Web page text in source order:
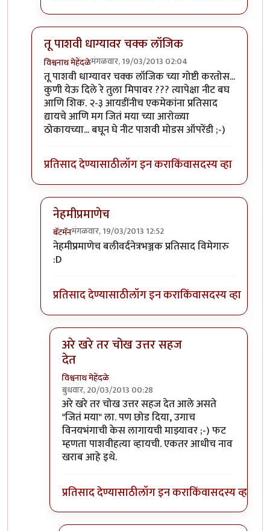
तू पाशवी धाग्यावर चक्क लॉजिक
विश्वनाथ मेहेंदळेमंगळवार, 19/03/2013 02:04
In reply toस्त्रीपुरुष समानताbyसूड
तू पाशवी धाग्यावर चक्क लॉजिक च्या गोष्टी करतोस...
कुणी येऊ दिले रे तुला मिपावर ??? त्यापेक्षा नीट बघ
आणि शिक. २-३ आयडींनीच एकमेकांना प्रतिसाद
द्यायचे आणि मग जितं मया च्या आरोळ्या
ठोकायच्या... बघून घे नीट पाशवी मोडस ऑपरेंडी ;-)
प्रतिसाद देण्यासाठीलॉग इन कराकिंवासदस्य व्हा
नेहमीप्रमाणेच
बॅटमॅनमंगळवार, 19/03/2013 12:52
In reply toतू पाशवी धाग्यावर चक्क लॉजिकby
नेहमीप्रमाणेच बलीवर्दनेत्रभञ्जक प्रतिसाद विमेगारु
:D
प्रतिसाद देण्यासाठीलॉग इन कराकिंवासदस्य व्हा
अरे खरे तर चोख उत्तर सहज
देत
विश्वनाथ मेहेंदळे
बुधवार, 20/03/2013 00:28
In reply toनेहमीप्रमाणेचbyबॅटमॅन
अरे खरे तर चोख उत्तर सहज देत आले असते
"जितं मया" ला. पण छोड दिया, उगाच
विनयभंगाची केस लागायची माझ्यावर ;-) फट
म्हणता पाशवीहत्या व्हायची. एकतर आधीच नाव
खराब आहे इथे.
प्रतिसाद देण्यासाठीलॉग इन कराकिंवासदस्य व्हा